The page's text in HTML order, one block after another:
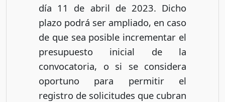
día 11 de abril de 2023. Dicho
plazo podrá ser ampliado, en caso
de que sea posible incrementar el
presupuesto inicial de la
convocatoria, o si se considera
oportuno para permitir el
registro de solicitudes que cubran